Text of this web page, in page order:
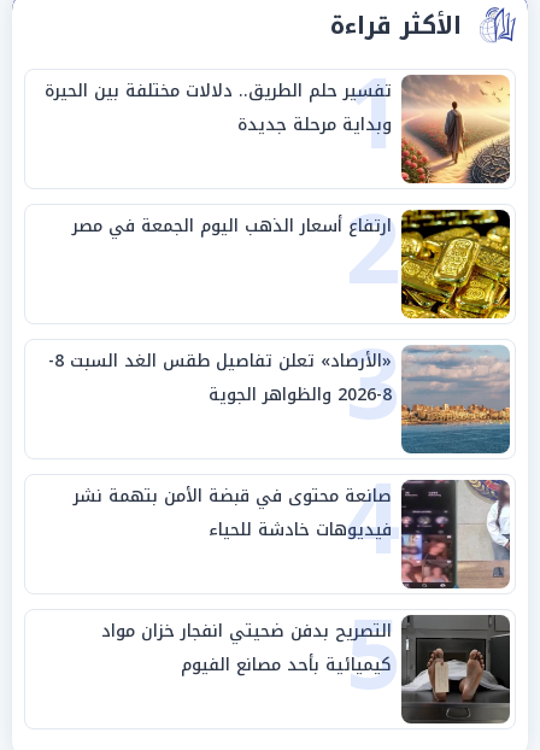
الأكثر قراءة
1
تفسير حلم الطريق.. دلالات مختلفة بين الحيرة
وبداية مرحلة جديدة
2
ارتفاع أسعار الذهب اليوم الجمعة في مصر
3
«الأرصاد» تعلن تفاصيل طقس الغد السبت 8-
8-2026 والظواهر الجوية
4
صانعة محتوى في قبضة الأمن بتهمة نشر
فيديوهات خادشة للحياء
5
التصريح بدفن ضحيتي انفجار خزان مواد
كيميائية بأحد مصانع الفيوم